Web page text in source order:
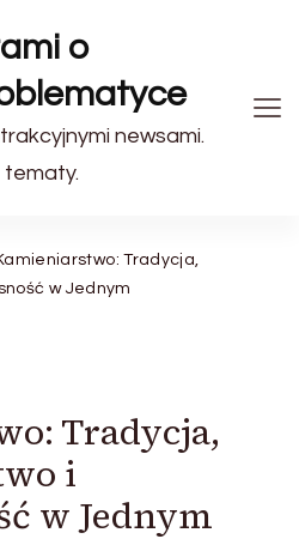
o
newsami.
tematy.
Tradycja,
w Jednym
Tradycja,
i
w Jednym